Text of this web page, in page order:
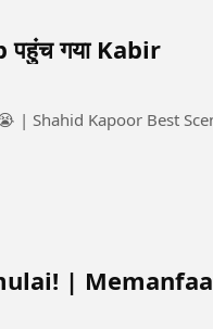
पहुंच गया Kabir
| Shahid Kapoor Best
|